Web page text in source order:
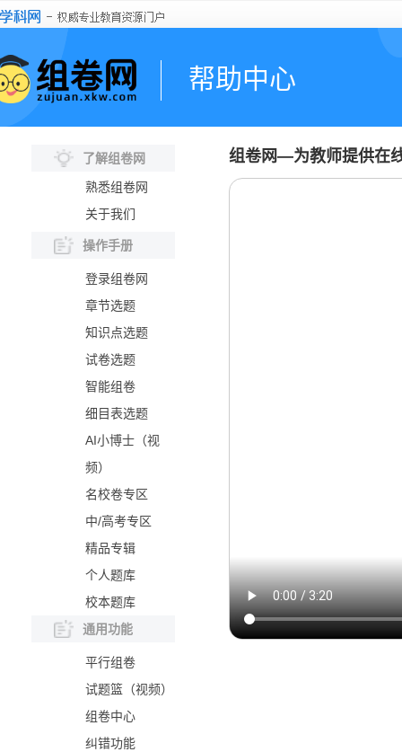
帮助中心
了解组卷网
熟悉组卷网
关于我们
操作手册
登录组卷网
章节选题
知识点选题
试卷选题
智能组卷
细目表选题
AI小博士（视
频）
名校卷专区
中/高考专区
精品专辑
个人题库
校本题库
通用功能
平行组卷
试题篮（视频）
组卷中心
纠错功能
组卷网—为教师提供在